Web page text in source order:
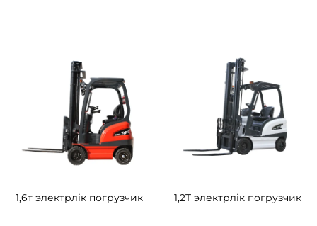
1,6т электрлік погрузчик 1,2T электрлік погрузчик